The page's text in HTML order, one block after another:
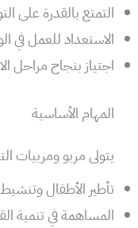
التمتع بالقدرة على
الاستعداد للعمل
اجتياز بنجاح مراحل
المهام الأساسية
يتولى مربو ومربيات
تأطير الأطفال
المساهمة في تنمية